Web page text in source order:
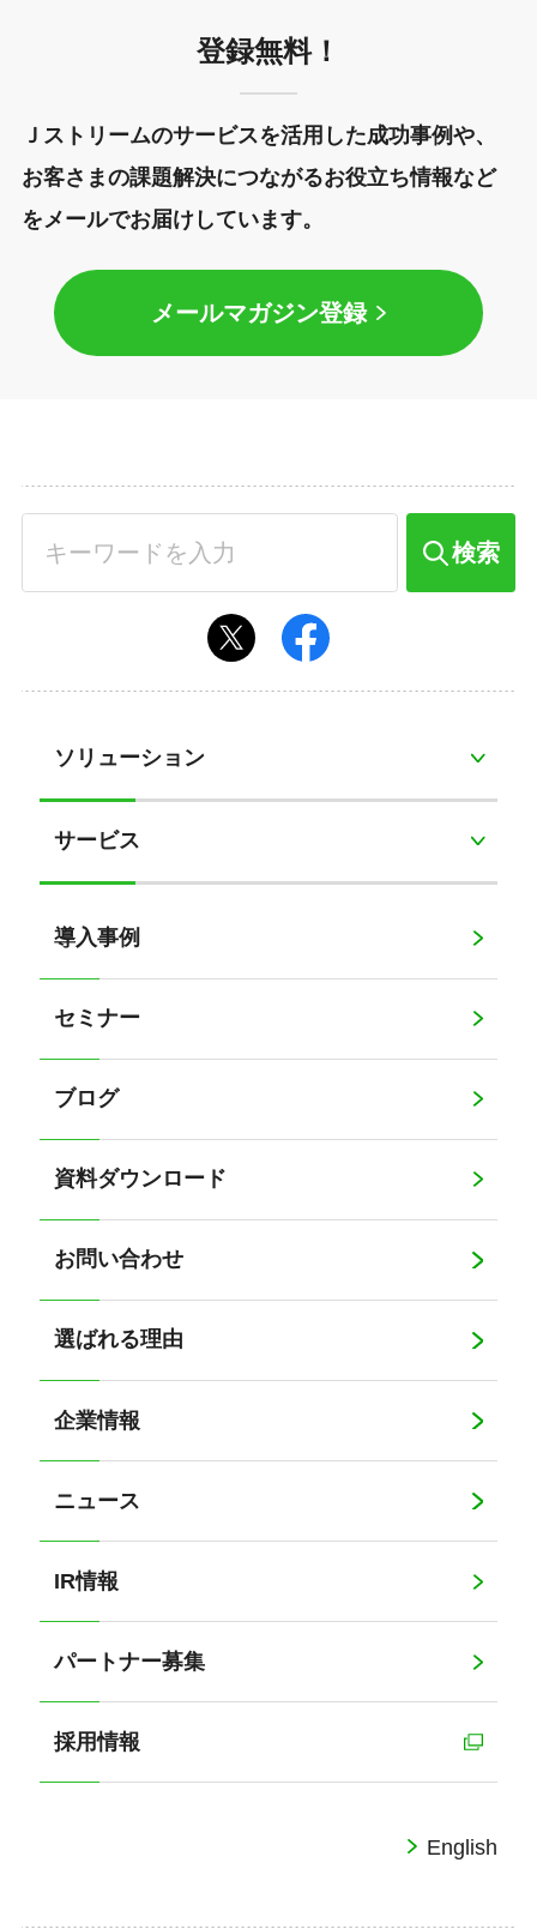
登録無料！
Ｊストリームのサービスを活用した成功事例や、
お客さまの課題解決につながるお役立ち情報など
をメールでお届けしています。
メールマガジン登録
検索
ソリューション
サービス
導入事例
セミナー
ブログ
資料ダウンロード
お問い合わせ
選ばれる理由
企業情報
ニュース
IR情報
パートナー募集
採用情報
English